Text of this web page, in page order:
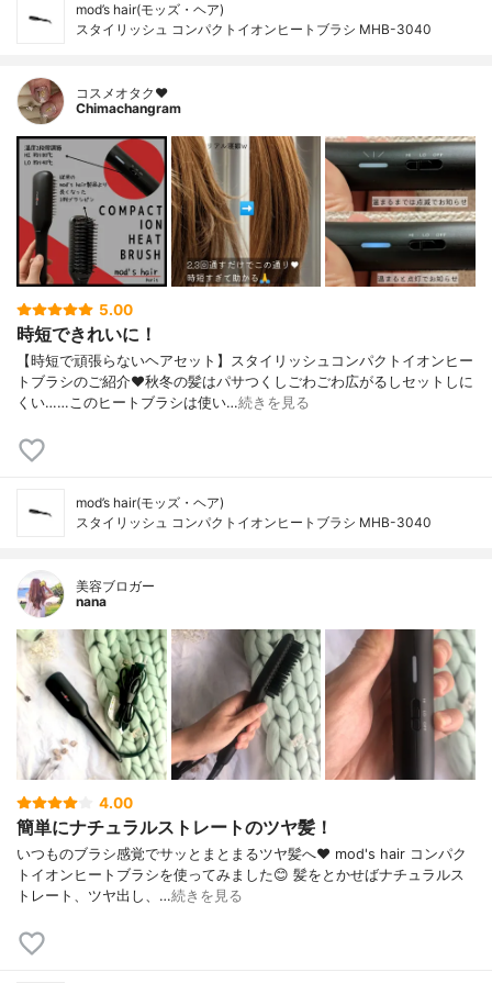
mod’s hair(モッズ・ヘア)
スタイリッシュ コンパクトイオンヒートブラシ MHB-3040
コスメオタク♥︎
Chimachangram
5.00
時短できれいに！
【時短で頑張らないヘアセット】スタイリッシュコンパクトイオンヒー
トブラシのご紹介♥︎秋冬の髪はパサつくしごわごわ広がるしセットしに
くい……このヒートブラシは使い…続きを見る
mod’s hair(モッズ・ヘア)
スタイリッシュ コンパクトイオンヒートブラシ MHB-3040
美容ブロガー
nana
4.00
簡単にナチュラルストレートのツヤ髪！
いつものブラシ感覚でサッとまとまるツヤ髪へ❤ mod's hair コンパク
トイオンヒートブラシを使ってみました😊 髪をとかせばナチュラルス
トレート、ツヤ出し、…続きを見る